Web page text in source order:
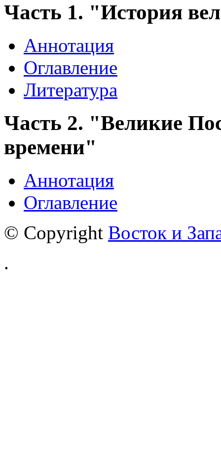
Часть 1. "История
Аннотация
Оглавление
Литература
Часть 2. "Великие
времени"
Аннотация
Оглавление
© Copyright Восток и
.